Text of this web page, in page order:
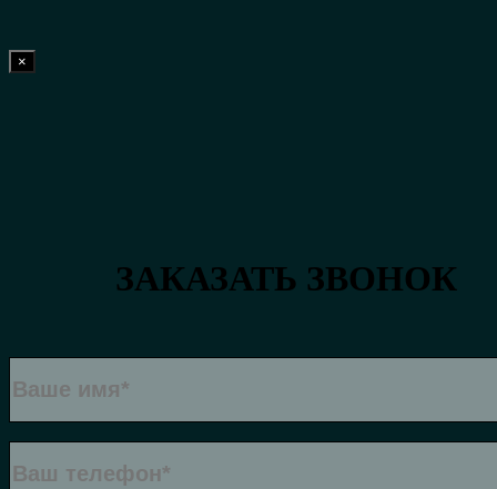
×
ЗАКАЗАТЬ ЗВОНОК